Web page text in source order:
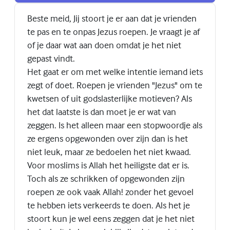
Beste meid, Jij stoort je er aan dat je vrienden
te pas en te onpas Jezus roepen. Je vraagt je af
of je daar wat aan doen omdat je het niet
gepast vindt.
Het gaat er om met welke intentie iemand iets
zegt of doet. Roepen je vrienden "Jezus" om te
kwetsen of uit godslasterlijke motieven? Als
het dat laatste is dan moet je er wat van
zeggen. Is het alleen maar een stopwoordje als
ze ergens opgewonden over zijn dan is het
niet leuk, maar ze bedoelen het niet kwaad.
Voor moslims is Allah het heiligste dat er is.
Toch als ze schrikken of opgewonden zijn
roepen ze ook vaak Allah! zonder het gevoel
te hebben iets verkeerds te doen. Als het je
stoort kun je wel eens zeggen dat je het niet